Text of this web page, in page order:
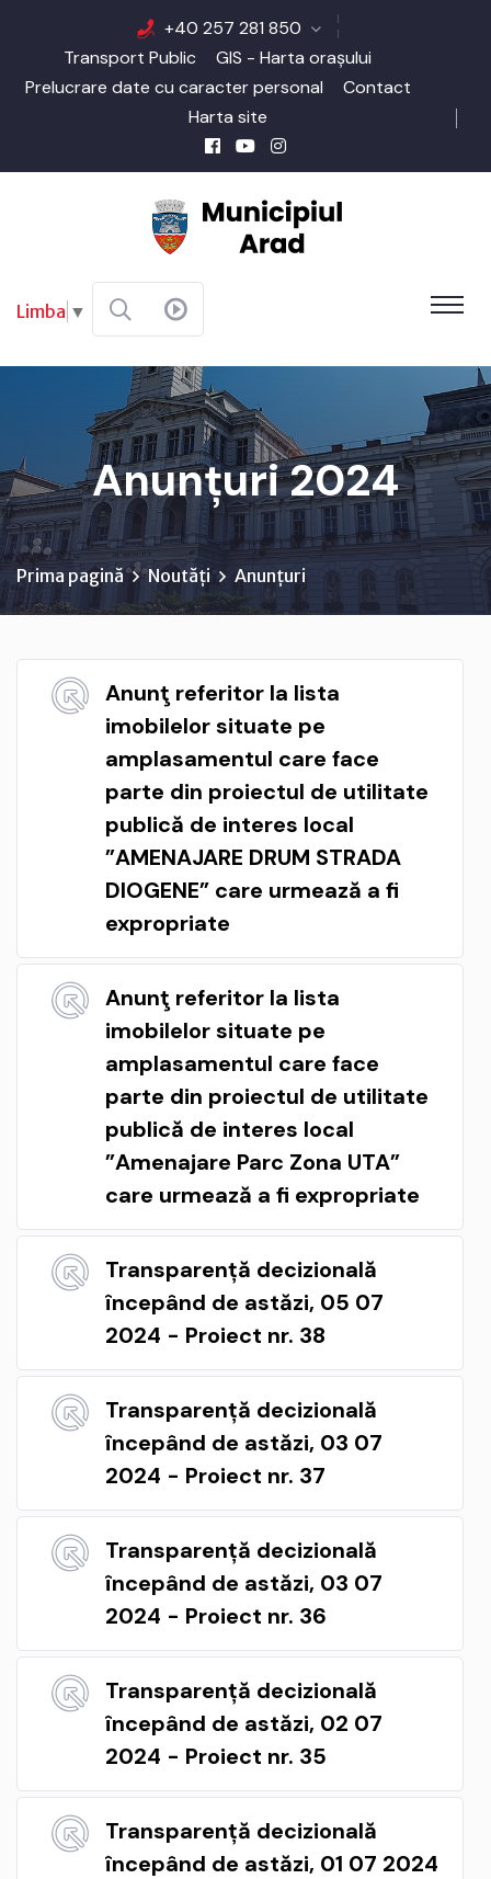
+40 257 281 850
Transport Public
GIS - Harta orașului
Prelucrare date cu caracter personal
Contact
Harta site
Limba ▼
Anunțuri 2024
Prima pagină Noutăți Anunțuri
Anunţ referitor la lista
imobilelor situate pe
amplasamentul care face
parte din proiectul de utilitate
publică de interes local
”AMENAJARE DRUM STRADA
DIOGENE” care urmează a fi
expropriate
Anunţ referitor la lista
imobilelor situate pe
amplasamentul care face
parte din proiectul de utilitate
publică de interes local
”Amenajare Parc Zona UTA”
care urmează a fi expropriate
Transparență decizională
începând de astăzi, 05 07
2024 - Proiect nr. 38
Transparență decizională
începând de astăzi, 03 07
2024 - Proiect nr. 37
Transparență decizională
începând de astăzi, 03 07
2024 - Proiect nr. 36
Transparență decizională
începând de astăzi, 02 07
2024 - Proiect nr. 35
Transparență decizională
începând de astăzi, 01 07 2024